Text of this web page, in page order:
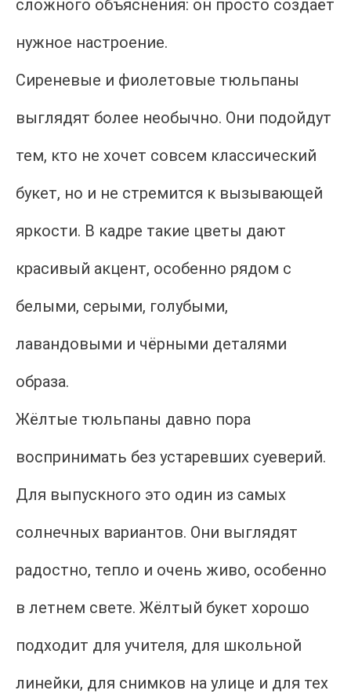
сложного объяснения: он просто создаёт
нужное настроение.
Сиреневые и фиолетовые тюльпаны
выглядят более необычно. Они подойдут
тем, кто не хочет совсем классический
букет, но и не стремится к вызывающей
яркости. В кадре такие цветы дают
красивый акцент, особенно рядом с
белыми, серыми, голубыми,
лавандовыми и чёрными деталями
образа.
Жёлтые тюльпаны давно пора
воспринимать без устаревших суеверий.
Для выпускного это один из самых
солнечных вариантов. Они выглядят
радостно, тепло и очень живо, особенно
в летнем свете. Жёлтый букет хорошо
подходит для учителя, для школьной
линейки, для снимков на улице и для тех